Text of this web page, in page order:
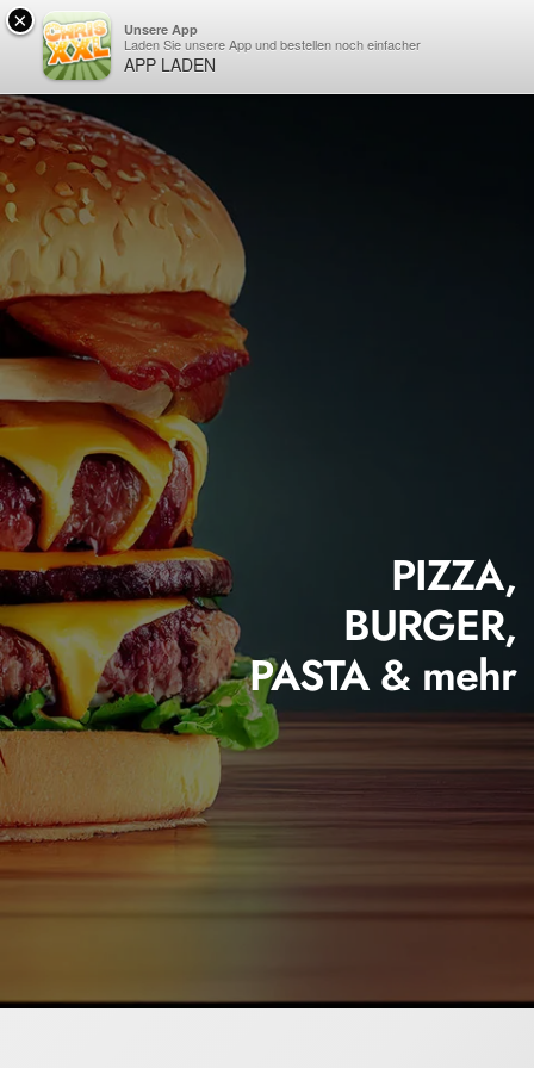
PIZZA,
BURGER,
PASTA & mehr
× Unsere App
Laden Sie unsere App und bestellen noch einfacher
APP LADEN